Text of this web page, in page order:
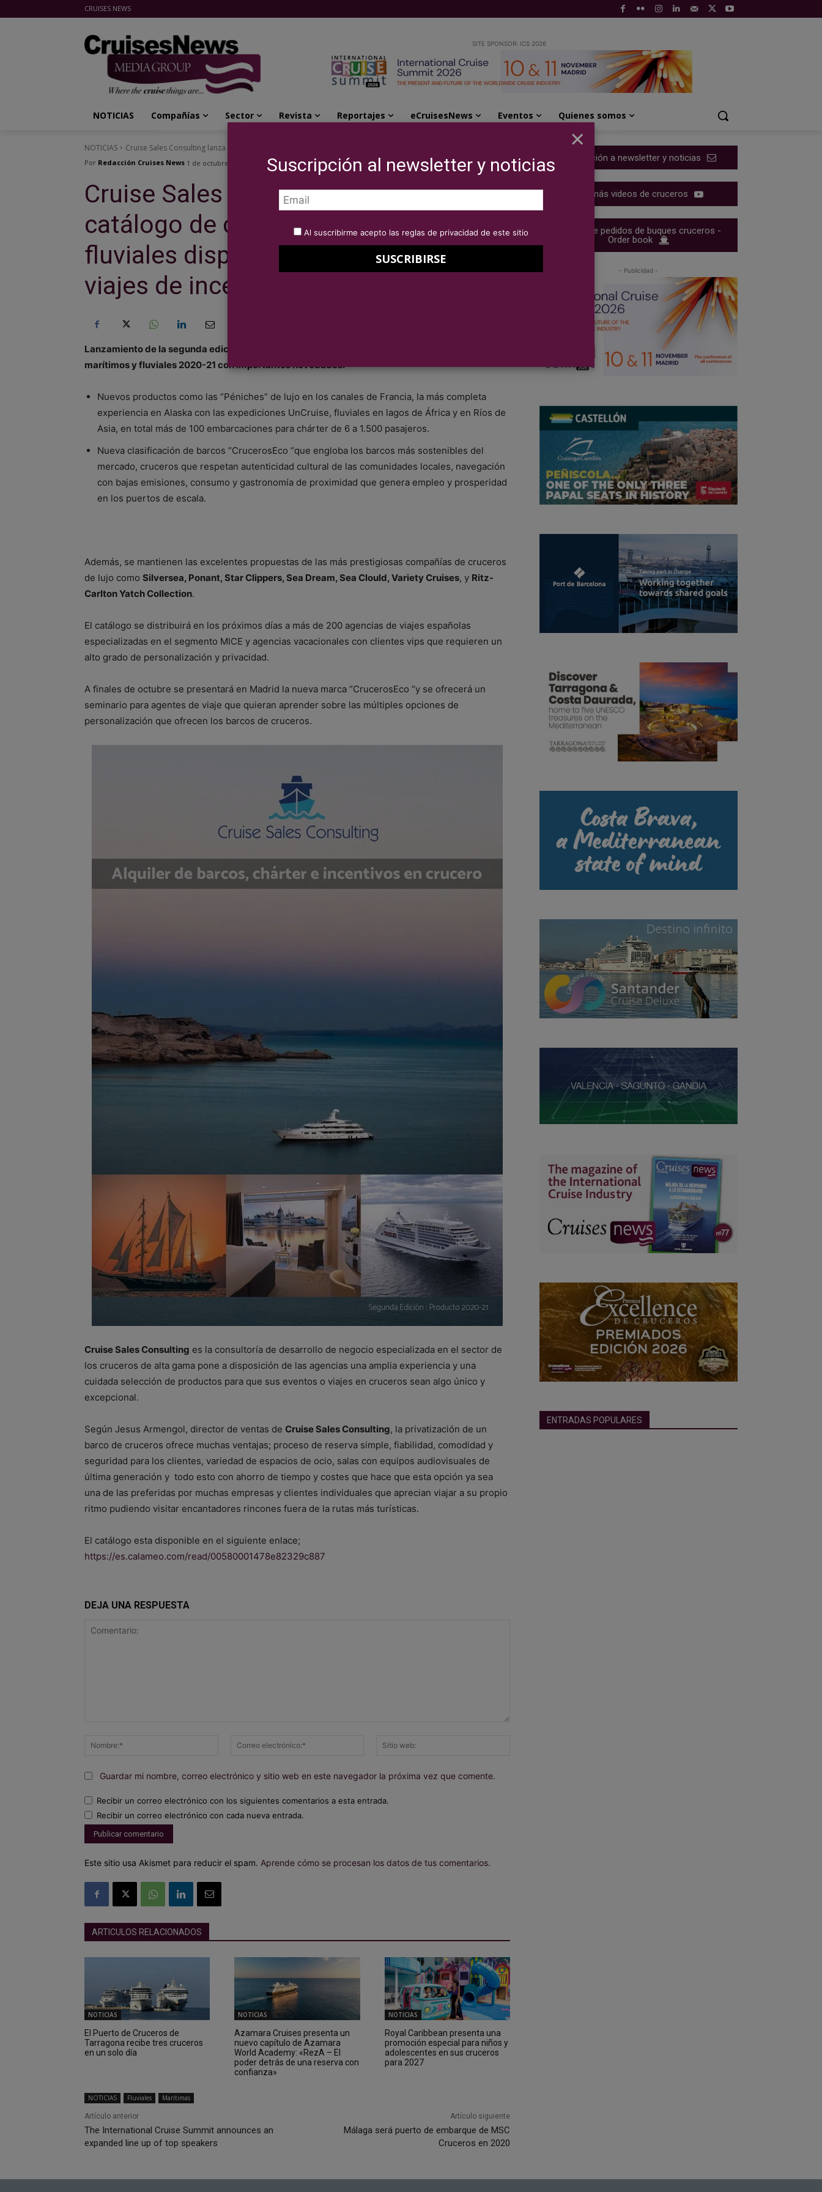
CRUISES NEWS
SITE SPONSOR: ICS 2026
NOTICIAS Compañías Sector Revista Reportajes eCruisesNews Eventos Quienes somos
NOTICIAS Cruise Sales Consulting lanza su catálogo de cruceros marítimos y fluviales disponibles...
Por Redacción Cruises News 1 de octubre de 2019
Cruise Sales Consulting lanza su
catálogo de cruceros marítimos y
fluviales disponibles para charter y
viajes de incentivo 2020-21
Lanzamiento de la segunda edición del catálogo de chárter y viajes de incentivo en cruceros
marítimos y fluviales 2020-21 con importantes novedades:
Nuevos productos como las “Péniches” de lujo en los canales de Francia, la más completa
experiencia en Alaska con las expediciones UnCruise, fluviales en lagos de África y en Ríos de
Asia, en total más de 100 embarcaciones para chárter de 6 a 1.500 pasajeros.
Nueva clasificación de barcos “CrucerosEco “que engloba los barcos más sostenibles del
mercado, cruceros que respetan autenticidad cultural de las comunidades locales, navegación
con bajas emisiones, consumo y gastronomía de proximidad que genera empleo y prosperidad
en los puertos de escala.
Además, se mantienen las excelentes propuestas de las más prestigiosas compañías de cruceros
de lujo como Silversea, Ponant, Star Clippers, Sea Dream, Sea Clould, Variety Cruises, y Ritz-
Carlton Yatch Collection.
El catálogo se distribuirá en los próximos días a más de 200 agencias de viajes españolas
especializadas en el segmento MICE y agencias vacacionales con clientes vips que requieren un
alto grado de personalización y privacidad.
A finales de octubre se presentará en Madrid la nueva marca “CrucerosEco “y se ofrecerá un
seminario para agentes de viaje que quieran aprender sobre las múltiples opciones de
personalización que ofrecen los barcos de cruceros.
Cruise Sales Consulting es la consultoría de desarrollo de negocio especializada en el sector de
los cruceros de alta gama pone a disposición de las agencias una amplia experiencia y una
cuidada selección de productos para que sus eventos o viajes en cruceros sean algo único y
excepcional.
Según Jesus Armengol, director de ventas de Cruise Sales Consulting, la privatización de un
barco de cruceros ofrece muchas ventajas; proceso de reserva simple, fiabilidad, comodidad y
seguridad para los clientes, variedad de espacios de ocio, salas con equipos audiovisuales de
última generación y todo esto con ahorro de tiempo y costes que hace que esta opción ya sea
una de las preferidas por muchas empresas y clientes individuales que aprecian viajar a su propio
ritmo pudiendo visitar encantadores rincones fuera de la rutas más turísticas.
El catálogo esta disponible en el siguiente enlace;
https://es.calameo.com/read/00580001478e82329c887
DEJA UNA RESPUESTA
Nombre:*
Correo
Guardar mi nombre, correo electrónico y sitio web en este navegador la próxima vez que comente.
Recibir un correo electrónico con los siguientes comentarios a esta entrada.
Recibir un correo electrónico con cada nueva entrada.
Este sitio usa Akismet para reducir el spam. Aprende cómo se procesan los datos de tus comentarios.
ARTICULOS RELACIONADOS
NOTICIAS
El Puerto de Cruceros de
Tarragona recibe tres cruceros
en un solo día
NOTICIAS
Azamara Cruises presenta un
nuevo capítulo de Azamara
World Academy: «RezA – El
poder detrás de una reserva con
confianza»
NOTICIAS
Royal Caribbean presenta una
promoción especial para niños y
adolescentes en sus cruceros
para 2027
NOTICIAS Fluviales Marítimas
Artículo anterior
The International Cruise Summit announces an
expanded line up of top speakers
Artículo siguiente
Málaga será puerto de embarque de MSC
Cruceros en 2020
Suscripción a newsletter y noticias
Ver más videos de cruceros
Cartera de pedidos de buques cruceros -
Order book
- Publicidad -
ENTRADAS POPULARES
×
Suscripción al newsletter y noticias
Al suscribirme acepto las reglas de privacidad de este sitio